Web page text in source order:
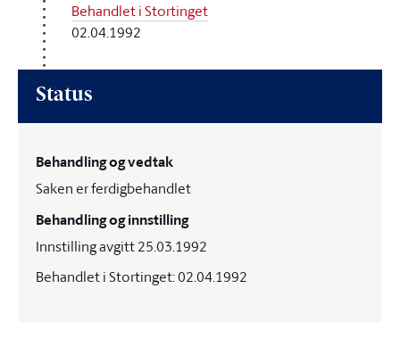
Behandlet i Stortinget
02.04.1992
Status
Behandling og vedtak
Saken er ferdigbehandlet
Behandling og innstilling
Innstilling avgitt 25.03.1992
Behandlet i Stortinget: 02.04.1992